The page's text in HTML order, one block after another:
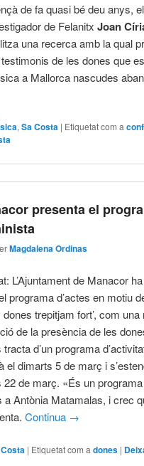
de fa quasi bé deu anys,
de FelanitxJoan
una recerca amb la qual
de les dones que
a Mallorca nascudes
,Sa Costa | Etiquetat com a
presenta el
Magdalena Ordinas
L’Ajuntament de Manacor
programa d’actes en motiu
dones trepitjam fort’, com
de la presència de les
d’un programa
el dimarts 5 de març i
22 de març. «És un
a Antònia Matamalas, i crec
Continua →
| Etiquetat com a dones |